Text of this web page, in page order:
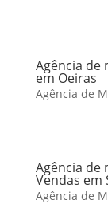
Agência de
em Oeiras
Agência de
Agência de
Vendas em
Agência de